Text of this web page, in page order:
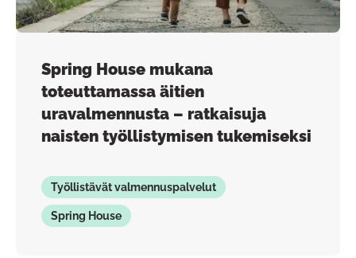
Spring House mukana
toteuttamassa äitien
uravalmennusta – ratkaisuja
naisten työllistymisen tukemiseksi
Työllistävät valmennuspalvelut
Spring House